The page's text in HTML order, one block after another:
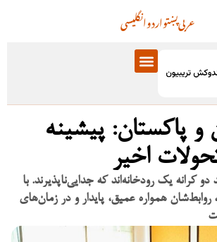
انگلیسیاردوپښتوعربی
و پاکستان: پیشینه
اخیر
دو کرانه یک رودخانه‌اند که جدایی‌ناپذیرند. با
همواره عمیق، پایدار و در زمان‌های